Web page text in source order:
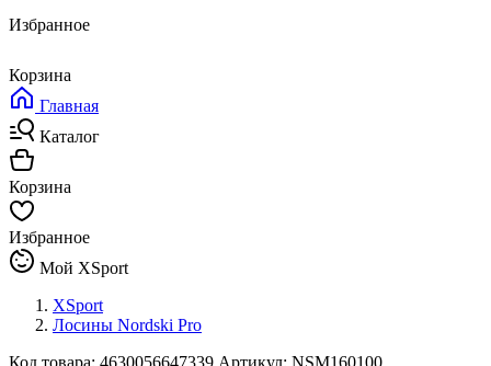
Избранное
Корзина
Главная
Каталог
Корзина
Избранное
Мой XSport
XSport
Лосины Nordski Pro
Код товара: 4630056647339 Артикул: NSM160100